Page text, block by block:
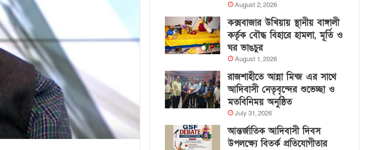
August 2, 2026
কক্সবাজার উখিয়ায় স্থানীয় বাঙ্গালী
কর্তৃক বৌদ্ধ বিহারে হামলা, মূর্তি ও
ঘর ভাঙচুর
August 1, 2026
রাজশাহীতে আন্না মিন্জ এর সাথে
আদিবাসী নেতৃবৃন্দের শুভেচ্ছা ও
মতবিনিময় অনুষ্ঠিত
July 31, 2026
আন্তর্জাতিক আদিবাসী দিবস
উপলক্ষ্যে বিতর্ক প্রতিযোগীতার